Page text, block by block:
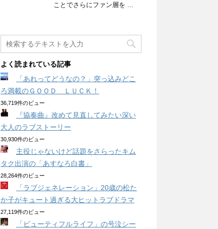
ことでさらにファン層を ...
よく読まれている記事
「あれってどうなの？」突っ込みどこ
ろ満載のＧＯＯＤ ＬＵＣＫ！
36,719件のビュー
『協奏曲』改めて見直してみたい深い
大人のラブストーリー
30,930件のビュー
主役じゃないけど話題をさらったキム
タク出演の「あすなろ白書」
28,264件のビュー
「ラブジェネレーション」20歳の松た
か子がキュート過ぎる大ヒットラブドラマ
27,119件のビュー
「ビューティフルライフ」の号泣シー